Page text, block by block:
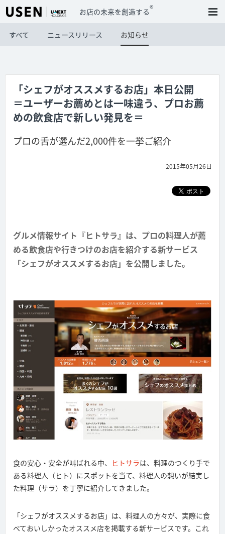
お店の未来を創造する®
すべて ニュースリリース お知らせ
「シェフがオススメするお店」本日公開
＝ユーザーお薦めとは一味違う、プロお薦
めの飲食店で新しい発見を＝
プロの舌が選んだ2,000件を一挙ご紹介
2015年05月26日
グルメ情報サイト『ヒトサラ』は、プロの料理人が薦
める飲食店や行きつけのお店を紹介する新サービス
「シェフがオススメするお店」を公開しました。
食の安心・安全が叫ばれる中、 ヒトサラは、料理のつくり手で
ある料理人（ヒト）にスポットを当て、料理人の想いが結実し
た料理（サラ）を丁寧に紹介してきました。
「シェフがオススメするお店」は、料理人の方々が、実際に食
べておいしかったオススメ店を掲載する新サービスです。これ